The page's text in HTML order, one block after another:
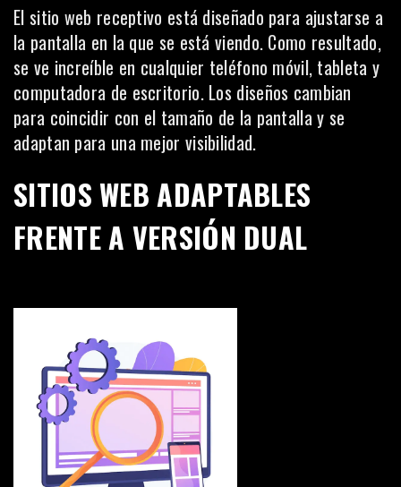
El sitio web receptivo está diseñado para ajustarse a
la pantalla en la que se está viendo. Como resultado,
se ve increíble en cualquier teléfono móvil, tableta y
computadora de escritorio. Los diseños cambian
para coincidir con el tamaño de la pantalla y se
adaptan para una mejor visibilidad.
SITIOS WEB ADAPTABLES
FRENTE A VERSIÓN DUAL